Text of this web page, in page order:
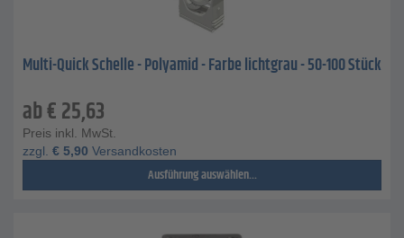
Multi-Quick Schelle - Polyamid - Farbe lichtgrau - 50-100 Stück
ab€25,63
Preis inkl. MwSt.
zzgl. € 5,90 Versandkosten
Ausführung auswählen...